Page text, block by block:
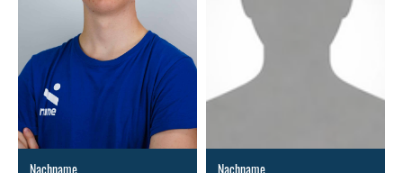
Nachname Nachname